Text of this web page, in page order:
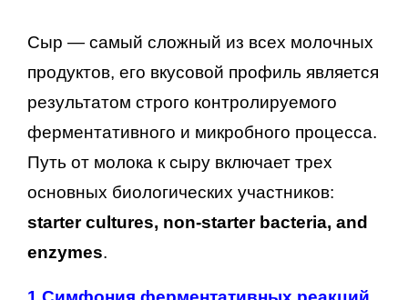
Сыр — самый сложный из всех молочных
продуктов, его вкусовой профиль является
результатом строго контролируемого
ферментативного и микробного процесса.
Путь от молока к сыру включает трех
основных биологических участников:
starter cultures, non-starter bacteria, and
enzymes.